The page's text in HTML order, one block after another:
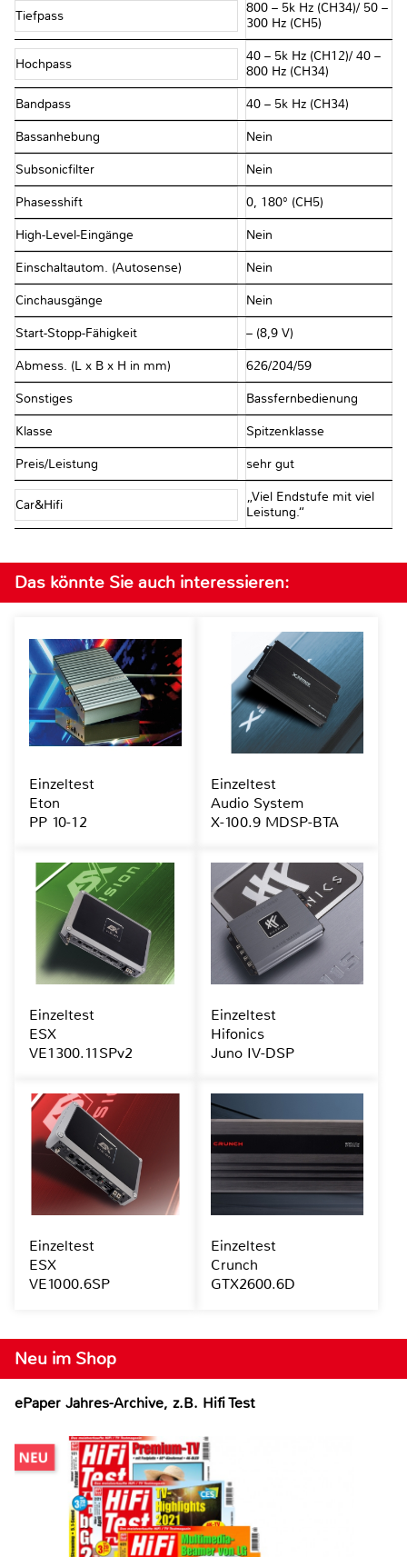
Tiefpass
800 – 5k Hz (CH34)/ 50 –
300 Hz (CH5)
Hochpass
40 – 5k Hz (CH12)/ 40 –
800 Hz (CH34)
Bandpass 40 – 5k Hz (CH34)
Bassanhebung Nein
Subsonicfilter Nein
Phasesshift 0, 180° (CH5)
High-Level-Eingänge Nein
Einschaltautom. (Autosense) Nein
Cinchausgänge Nein
Start-Stopp-Fähigkeit – (8,9 V)
Abmess. (L x B x H in mm) 626/204/59
Sonstiges Bassfernbedienung
Klasse Spitzenklasse
Preis/Leistung sehr gut
Car&Hifi
„Viel Endstufe mit viel
Leistung.“
Neu im Shop
ePaper Jahres-Archive, z.B. Hifi Test
Das könnte Sie auch interessieren:
Einzeltest
Eton
PP 10-12
Einzeltest
Audio System
X-100.9 MDSP-BTA
Einzeltest
ESX
VE1300.11SPv2
Einzeltest
Hifonics
Juno IV-DSP
Einzeltest
ESX
VE1000.6SP
Einzeltest
Crunch
GTX2600.6D